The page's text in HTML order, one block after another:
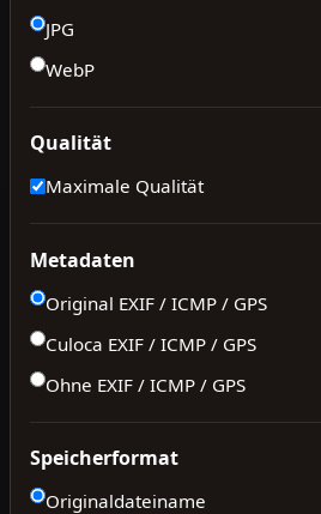
JPG
WebP
Qualität
Maximale Qualität
Metadaten
Original EXIF / ICMP / GPS
Culoca EXIF / ICMP / GPS
Ohne EXIF / ICMP / GPS
Speicherformat
Originaldateiname